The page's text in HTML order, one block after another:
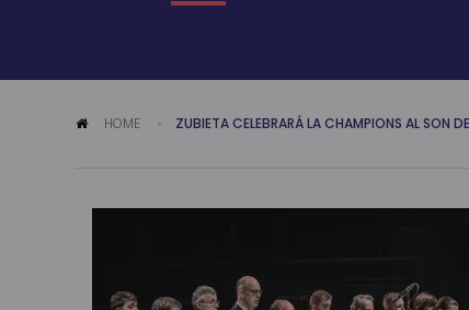
HOME ZUBIETA CELEBRARÁ LA CHAMPIONS AL SON